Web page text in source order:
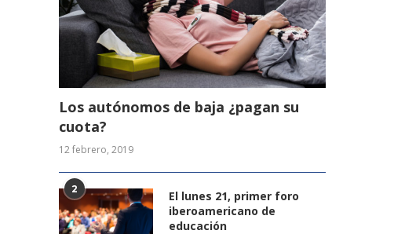
Los autónomos de baja ¿pagan su
cuota?
12 febrero, 2019
2
El lunes 21, primer foro
iberoamericano de
educación